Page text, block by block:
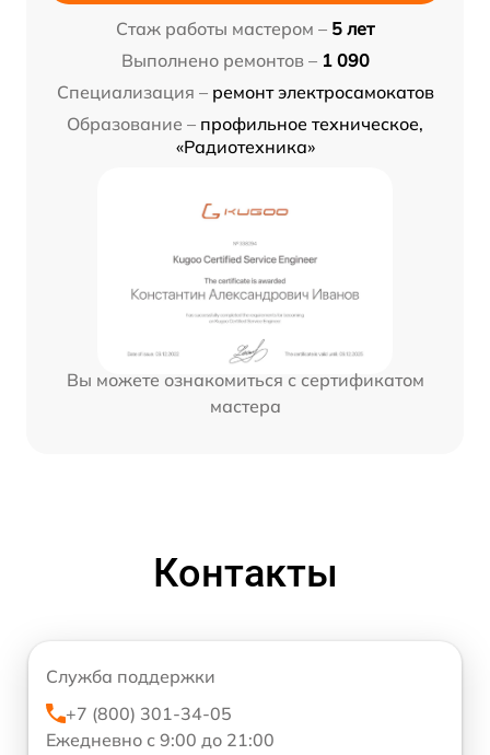
Стаж работы мастером – 5 лет
Выполнено ремонтов – 1 090
Специализация – ремонт электросамокатов
Образование – профильное техническое,
«Радиотехника»
Вы можете ознакомиться с сертификатом
мастера
Контакты
Служба поддержки
+7 (800) 301-34-05
Ежедневно с 9:00 до 21:00